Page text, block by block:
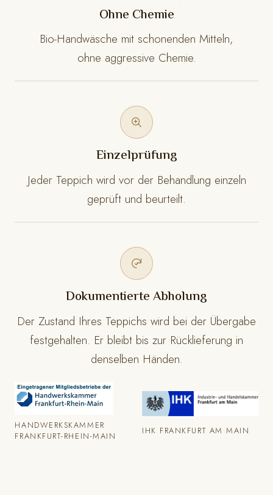
Ohne Chemie
Bio-Handwäsche mit schonenden Mitteln,
ohne aggressive Chemie.
Einzelprüfung
Jeder Teppich wird vor der Behandlung einzeln
geprüft und beurteilt.
Dokumentierte Abholung
Der Zustand Ihres Teppichs wird bei der Übergabe
festgehalten. Er bleibt bis zur Rücklieferung in
denselben Händen.
HANDWERKSKAMMER
FRANKFURT-RHEIN-MAIN
IHK FRANKFURT AM MAIN